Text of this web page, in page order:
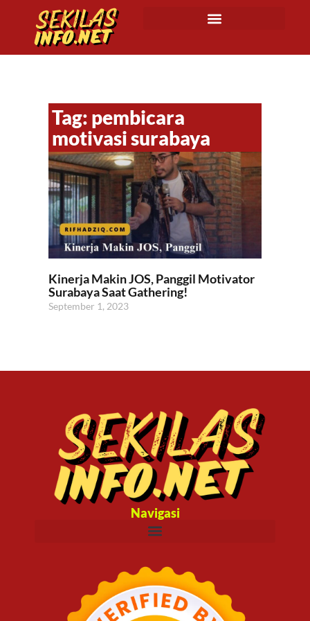
Tag: pembicara
motivasi surabaya
Kinerja Makin JOS, Panggil Motivator
Surabaya Saat Gathering!
September 1, 2023
Navigasi